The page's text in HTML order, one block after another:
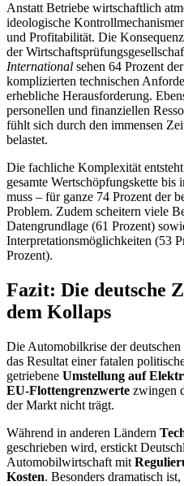
Anstatt Betriebe wirtschaftlich
ideologische
und Profitabilität. Die
der
International sehen 64 Prozent
komplizierten technischen
erhebliche Herausforderung.
personellen und finanziellen
fühlt sich durch den immensen
belastet.
Die fachliche Komplexität
gesamte Wertschöpfungskette
muss – für ganze 74 Prozent der
Problem. Zudem scheitern viele
Datengrundlage (61 Prozent)
Interpretationsmöglichkeiten (53
Prozent).
Fazit: Die deutsche
dem Kollaps
Die Automobilkrise der
das Resultat einer fatalen
getriebene Umstellung auf
EU-Flottengrenzwerte zwingen
der Markt nicht trägt.
Während in anderen Ländern
geschrieben wird, erstickt
Automobilwirtschaft mit
Kosten. Besonders dramatisch